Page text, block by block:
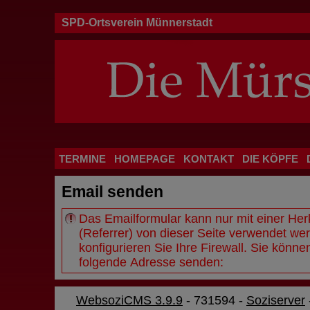
SPD-Ortsverein Münnerstadt
TERMINE HOMEPAGE KONTAKT DIE KÖPFE
Email senden
Das Emailformular kann nur mit einer
(Referrer) von dieser Seite verwendet
konfigurieren Sie Ihre Firewall . Sie
folgende Adresse senden:
WebsoziCMS 3.9.9 - 731594 - Soziserver